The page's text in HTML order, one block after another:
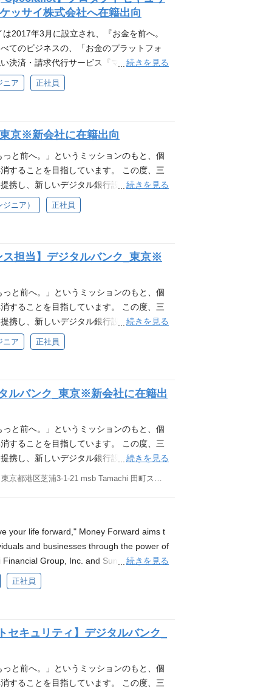
コミュニケーションが増えております）
ラウドからAIへ」という大きな転換点を
）」を推進し、AIエージェントが自
指しています。将来的には全製品にAIエ
パニーへと進化するフェーズにあるた
サーチも行ってまいります。 また『UIタ
ひご活用ご検討ください。 参考資料 マネ
会社紹介資料 MoneyForward Developer
大阪）、福岡へのUIターン費用サポート
募後の流れ 以下のような流れ、スケジュ
や希望職種がある場合には、「応募す
↓ 当社内にてポジションサーチを実施
ションを検討いたします） ↓ ポジショ
ともございます） ↓ 希望ポジションに
題・面接・英語課題、いずれかのご案内
ョンにより異なります） ↓ 内定
、しっかり腰を落ち着け、単一製品と
もっていく業務 会計や人事ソフトウェア
AIや自動化技術を実際の製品QAに適応さ
ネーフォワードでは独自のテスト自動化
し悪しの判定は一般的には非常に困難で
、様々な定量的手法を用い分析を行いま
in Test) 】マネーフォワード（C
を超えるサービスを提供しており、ユー
その中で、「既存プロダクトの機能改
いれており、新しい仲間を募集していま
ます。 ■業務例 機能や非機能要求のレビュ
Level同等以上） テスト自動化に対する
の業務経験 テスト計画の立案、実行のサ
Foundation Level以上の有資格者 情報
号相当の知識 AIの開発経験もしくはAIツ
にて発表の通り、マネーフォワードは
す。現在はDXの先にある「AX（AI Transf
を遂行する「デジタルワーカー」の提供
を導入し、国内No.1のバックオフィスAI
した開発や価値創造に寄与いただける方
英語力（TOEIC 700点以上） ※ TOEIC 以
ください 例：英検準1級、英検2級（英検
以上、ケンブリッジ英語検定 FCE など。
仲間になってほしい 自らが自社サービス
スを育てることを楽しみ、主体性を持っ
ションを取り、ナレッジをシェアし、周
意味で“創る”ためには、むしろリリース
給PCスペック：最新CPU搭載PC（Mac
ディスプレイ・マウス・キーボードな
タログ）内から選択いただき、標準製品
ド図書館：技術書から経営本まで、貸し出
購入できます。 リファラルドリブン：採
ス参加支援：RubyKaigiやGoogle I/Oな
グ マネーフォワードはISSRE 2024をス
ンターンの魅力とは？ 品質改善に向けた
QAエンジニアのMISSION/VISION/VAL
サイ株式会社へ在籍出向
2017年3月に設立され、『お金を前へ。
てのビジネスの、「お金のプラットフォ
決済・請求代行サービス『マネーフォワ
ォワード アーリーペイメント』、スター
ンザクションファイナンス for Startup
ワード 請求書カード払い』を提供し、累
ます。 また、カードやウォレット払いな
バックオフィス業務の効率化を実現する
for Business』を提供してきました。
業主・法人向けの事業用ビジネスカード
。 ※本ポジションは株式会社マネーフォ
募集背景 CISO室はサービスを開発し提
プロダクトのセキュリティを維持向上さ
プロダクトのセキュリティアーキテクチ
イが提供する金融サービスにおいても、
CISO室とは 「セキュリティを通じ、お
ネーフォワードグループ全体のセキュリ
。情報漏洩を起こさないこと。もちろん
素の一つに過ぎません。 過度なセキュリ
キュリティを実現します。 セキュリティ
方や実現する組織の在り方を考えていま
ィは単体で考えるものではありません。
模、リスク発生時に想定される損害額
ます。 Advanced balancing between sec
しいわけではありません。コストも増え
め最適なセキュリティ施策を常に考える
はリスクを取り、最大のユーザー価値を
時には利便性とセキュリティを高度に両
and scalable organization of secur
り、より大きな価値をお客様に届けたい
機能を担うとボトルネックになり、スケ
アなサービスを実現する必要がありま
す。 主な業務内容 このポジションは、
験を生かし、開発者や情報システム担当
向上させます。プロダクトセキュリティ
houseセキュリティコンサルティング：自
キテクチャのレビュー等 脆弱性診断、ペ
CIS Controls等のフレームワークの実装と
続きを見る
ニア 正社員
京※新会社に在籍出向
と前へ。」というミッションのもと、個
することを目指しています。 この度、三
携し、新しいデジタル銀行設立に向け新
キュリティ責任者】ポジションを募集し
基づく ※本ポジションは株式会社マネー
ド銀行設立準備株式会社)に在籍出向とな
ドの制度に準じます。 私たちについて 三
携して新しいデジタル銀行を設立するた
タルバンク設立プロジェクトでは、SaaS
で、よりタイムリーな金融サービスを届
融体験を創出し、中小企業のお客様のDX
につながるお金の流れを作ることによ
コーディング、インフラストラクチャー
と連携して、セキュリティを維持・向上
ルの整備 In-houseセキュリティコンサルテ
助言、アーキテクチャのレビュー等 脆弱
NIST CSF、CIS Controls等のフレーム
ソフトなど主要ベンダーの情報収集、最
システムの設計運用 EDR、CASB、MDM
、CIS Controls等のフレームワークを
からのセキュリティ問い合わせ回答支援
ネットワーク、OS、データ構造、暗号理
グラミング言語による開発経験またはセ
リティコンサルティング メンバーのプロ
ら先頭に立ちやり切ることができる 経営
験 下記のうち何れかの知識や経験 クラウ
の英語力（TOEIC700点相当以上） ※ TO
ご相談ください 例：英検準1級、英検2級
5.0以上、ケンブリッジ英語検定 FCE
ついては選考の過程で弊社指定の試験を
望ましいスキル・経験 CISSP、CISM、O
深い理解 FISC等、金融、Fintech業界に
続きを見る
ニア） 正社員
ス担当】デジタルバンク_東京※
と前へ。」というミッションのもと、個
することを目指しています。 この度、三
携し、新しいデジタル銀行設立に向け新
キュリティスペシャリスト - ガバナンス
日発表のプレスリリースに基づく ※本ポ
会社(SMBCマネーフォワード銀行設立準
は株式会社マネーフォワードの制度に準
ープおよび三井住友銀行と提携して新しい
す。 今回立ち上げた新デジタルバンク設
より使いやすく、より安価で、よりタイ
フィス業務体験、新たな金融体験を創出
さらには、中小企業の成長につながるお
、構築、運用します。主な業務内容は以
ークを活用した情報セキュリティ統制を
含むデータ保護に関するIn-Houseコンサ
験 社内情報システムの構築、運用経験 A
安全対策基準、ISMAP等の知識 ISO2
トの取得経験 FISC等、金融、Fintech業
経験 CISSP、CISA、CISM等の資格 社内
組織体制の構築に関する経験 プロジェク
使用した開発経験 Money Forward AI Visi
続きを見る
ニア 正社員
ルバンク_東京※新会社に在籍出
と前へ。」というミッションのもと、個
することを目指しています。 この度、三
携し、新しいデジタル銀行設立に向け新
（Site Reliability Engineer）】を募集
基づく ※本ポジションは株式会社マネー
ドの制度に準じます。 私たちについて 三
携して新しいデジタル銀行を設立するた
タルバンク設立プロジェクトでは、SaaS
で、よりタイムリーな金融サービスを届
融体験を創出し、中小企業のお客様のDX
につながるお金の流れを作ることによ
います。 主な業務内容 Platform & SREチ
高可用性・高信頼性のシステム基盤を構
る高可用なデジタルバンクシステムの構
から継続的なパフォーマンス改善 Datado
を含めたインフラストラクチャ全
ムの生産性を最大化するためのプラット
続きを見る
your life forward," Money Forward aims t
and businesses through the power of
Group, Inc. and Sumitomo Mitsui
for the launch of a new digital ba
of SRE as part of this initiative. *Based o
position involves employment with Mon
(SMBC Money Forward Bank Preparat
benefits will follow the policies of Money
with Sumitomo Mitsui Banking Corporat
deliver more user-friendly, cost-effectiv
back-office experience and creating finan
続きを見る
正社員
セキュリティ】デジタルバンク_
と前へ。」というミッションのもと、個
することを目指しています。 この度、三